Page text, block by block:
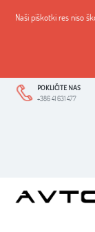
Naši piškotki res niso
POKLIČITE NAS
+386 41 631 477